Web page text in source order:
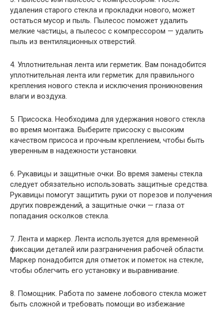
удаления старого стекла и прокладки нового, может
остаться мусор и пыль. Пылесос поможет удалить
мелкие частицы, а пылесос с компрессором — удалить
пыль из вентиляционных отверстий.
4. Уплотнительная лента или герметик. Вам понадобится
уплотнительная лента или герметик для правильного
крепления нового стекла и исключения проникновения
влаги и воздуха.
5. Присоска. Необходима для удержания нового стекла
во время монтажа. Выберите присоску с высоким
качеством присоса и прочным креплением, чтобы быть
уверенным в надежности установки.
6. Рукавицы и защитные очки. Во время замены стекла
следует обязательно использовать защитные средства.
Рукавицы помогут защитить руки от порезов и получения
других повреждений, а защитные очки — глаза от
попадания осколков стекла.
7. Лента и маркер. Лента используется для временной
фиксации деталей или разграничения рабочей области.
Маркер понадобится для отметок и пометок на стекле,
чтобы облегчить его установку и выравнивание.
8. Помощник. Работа по замене лобового стекла может
быть сложной и требовать помощи во избежание